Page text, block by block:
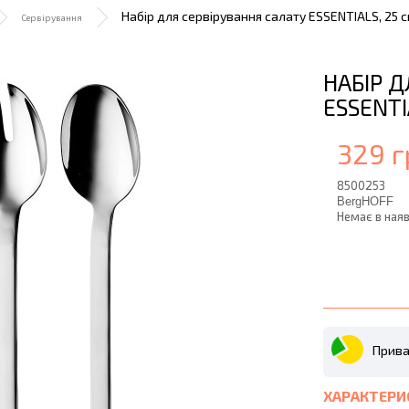
Сервірування Набір для сервірування салату ESSENTIALS, 25
НАБІР
329
8500253
BergHOFF
Немає в